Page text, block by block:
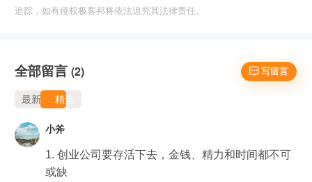
追踪，如有侵权极客邦将依法追究其法律责任。
 写留言
全部留言 (2)
最新 精选
小斧
1. 创业公司要存活下去，金钱、精力和时间都不可
或缺